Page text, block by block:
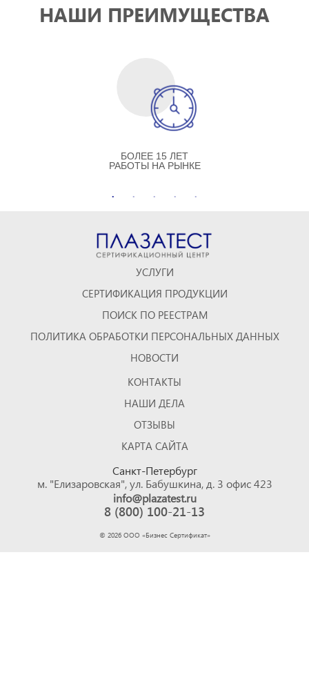
НАШИ ПРЕИМУЩЕСТВА
БОЛЕЕ 15 ЛЕТ
РАБОТЫ НА РЫНКЕ
УСЛУГИ
СЕРТИФИКАЦИЯ ПРОДУКЦИИ
ПОИСК ПО РЕЕСТРАМ
ПОЛИТИКА ОБРАБОТКИ ПЕРСОНАЛЬНЫХ ДАННЫХ
НОВОСТИ
КОНТАКТЫ
НАШИ ДЕЛА
ОТЗЫВЫ
КАРТА САЙТА
Санкт-Петербург
м. "Елизаровская", ул. Бабушкина, д. 3 офис 423
info@plazatest.ru
8 (800) 100-21-13
© 2026ООО «Бизнес Cертификат»